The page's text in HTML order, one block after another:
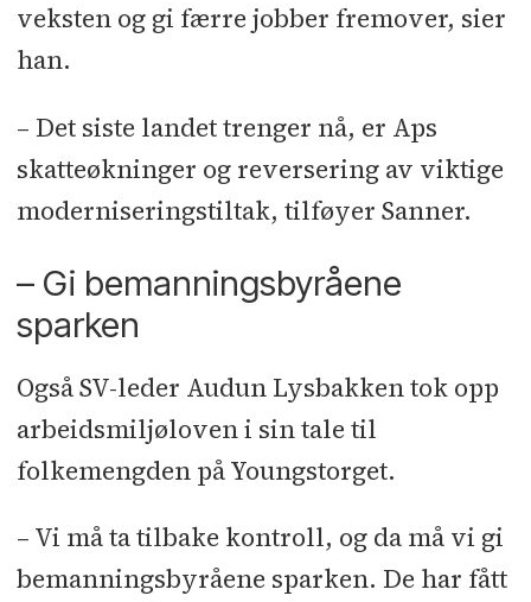
veksten og gi færre jobber fremover, sier
han.
– Det siste landet trenger nå, er Aps
skatteøkninger og reversering av viktige
moderniseringstiltak, tilføyer Sanner.
– Gi bemanningsbyråene
sparken
Også SV-leder Audun Lysbakken tok opp
arbeidsmiljøloven i sin tale til
folkemengden på Youngstorget.
– Vi må ta tilbake kontroll, og da må vi gi
bemanningsbyråene sparken. De har fått